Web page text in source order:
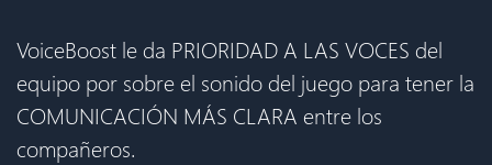
VoiceBoost le da PRIORIDAD A LAS VOCES del
equipo por sobre el sonido del juego para tener la
COMUNICACIÓN MÁS CLARA entre los
compañeros.